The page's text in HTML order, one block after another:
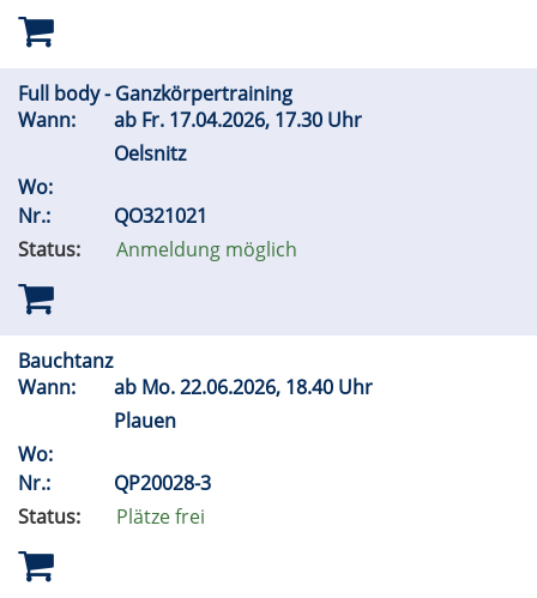
Full body - Ganzkörpertraining
Wann:
ab Fr. 17.04.2026, 17.30 Uhr
Oelsnitz
Wo:
Nr.:
QO321021
Status:
Anmeldung möglich
Bauchtanz
Wann:
ab Mo.22.06.2026, 18.40 Uhr
Plauen
Wo:
Nr.:
QP20028-3
Status:
Plätze frei